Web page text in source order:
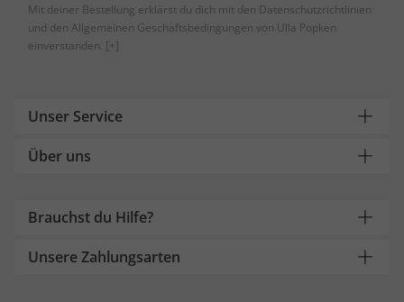
Mit deiner Bestellung erklärst du dich mit den Datenschutzrichtlinien
und den Allgemeinen Geschäftsbedingungen von Ulla Popken
einverstanden. [+]
Unser Service
Über uns
Brauchst du Hilfe?
Unsere Zahlungsarten